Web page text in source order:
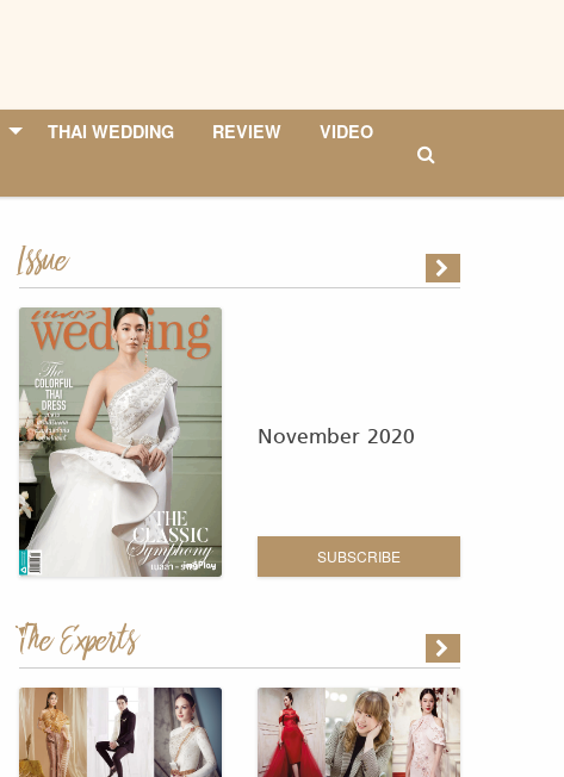
THAI WEDDING REVIEW
VIDEO
Issue
November 2020
SUBSCRIBE
The Experts